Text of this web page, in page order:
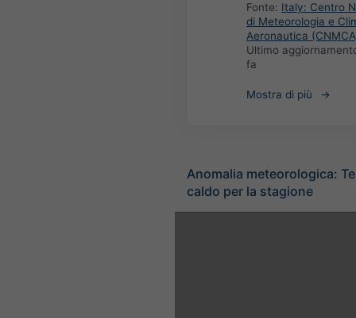
Fonte: Italy: Centro
di Meteorologia e
Aeronautica
Ultimo
fa
Mostra di più
Anomalia meteorologica:
caldo per la stagione